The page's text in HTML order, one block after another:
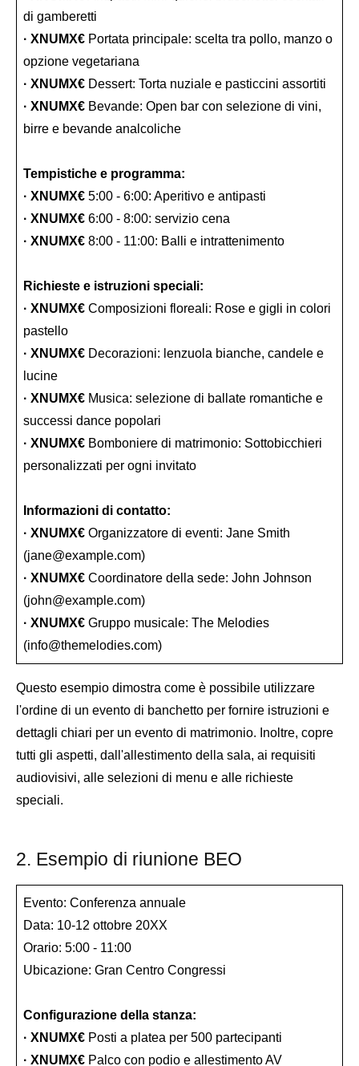
di gamberetti
· XNUMX€ Portata principale: scelta tra pollo, manzo o
opzione vegetariana
· XNUMX€ Dessert: Torta nuziale e pasticcini assortiti
· XNUMX€ Bevande: Open bar con selezione di vini,
birre e bevande analcoliche
Tempistiche e programma:
· XNUMX€ 5:00 - 6:00: Aperitivo e antipasti
· XNUMX€ 6:00 - 8:00: servizio cena
· XNUMX€ 8:00 - 11:00: Balli e intrattenimento
Richieste e istruzioni speciali:
· XNUMX€ Composizioni floreali: Rose e gigli in colori
pastello
· XNUMX€ Decorazioni: lenzuola bianche, candele e
lucine
· XNUMX€ Musica: selezione di ballate romantiche e
successi dance popolari
· XNUMX€ Bomboniere di matrimonio: Sottobicchieri
personalizzati per ogni invitato
Informazioni di contatto:
· XNUMX€ Organizzatore di eventi: Jane Smith
(jane@example.com)
· XNUMX€ Coordinatore della sede: John Johnson
(john@example.com)
· XNUMX€ Gruppo musicale: The Melodies
(info@themelodies.com)
Questo esempio dimostra come è possibile utilizzare
l'ordine di un evento di banchetto per fornire istruzioni e
dettagli chiari per un evento di matrimonio. Inoltre, copre
tutti gli aspetti, dall'allestimento della sala, ai requisiti
audiovisivi, alle selezioni di menu e alle richieste
speciali.
2. Esempio di riunione BEO
Evento: Conferenza annuale
Data: 10-12 ottobre 20XX
Orario: 5:00 - 11:00
Ubicazione: Gran Centro Congressi
Configurazione della stanza:
· XNUMX€ Posti a platea per 500 partecipanti
· XNUMX€ Palco con podio e allestimento AV